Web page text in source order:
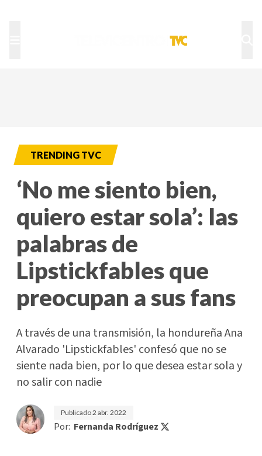
TRENDING TVC
‘No me siento bien,
quiero estar sola’: las
palabras de
Lipstickfables que
preocupan a sus fans
A través de una transmisión, la hondureña Ana
Alvarado 'Lipstickfables' confesó que no se
siente nada bien, por lo que desea estar sola y
no salir con nadie
Publicado2 abr. 2022
Por: Fernanda Rodríguez